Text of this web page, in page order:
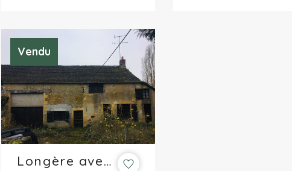
Vendu
Longère avec travaux